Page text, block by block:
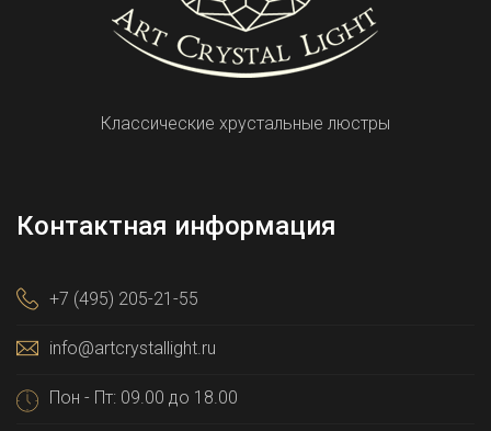
Классические хрустальные люстры
Контактная информация
+7 (495) 205-21-55
info@artcrystallight.ru
Пон - Пт: 09.00 до 18.00